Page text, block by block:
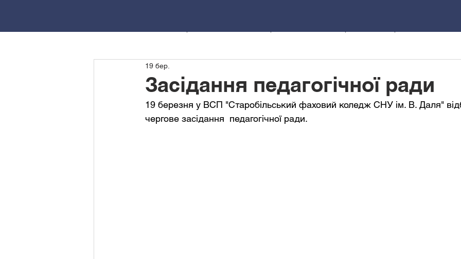
Бібліотека
Студентське самоврядування Зовнішня активність Нас вітають
Засідання педагогічної ради
19 бер.
19 березня у ВСП "Старобільський фаховий коледж СНУ ім. В. Даля"
чергове засідання  педагогічної ради.